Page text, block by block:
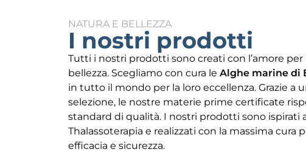
NATURA E BELLEZZA
I nostri prodotti
Tutti i nostri prodotti sono creati con l’amore per
bellezza. Scegliamo con cura le Alghe marine di
in tutto il mondo per la loro eccellenza. Grazie a
selezione, le nostre materie prime certificate
standard di qualità. I nostri prodotti sono ispirati
Thalassoterapia e realizzati con la massima cura
efficacia e sicurezza.